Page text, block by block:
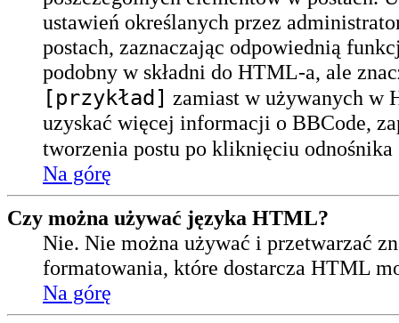
ustawień określanych przez
postach, zaznaczając odpowiednią
podobny w składni do HTML-a, ale
[przykład] zamiast w używanych w
uzyskać więcej informacji o BBCode,
tworzenia postu po kliknięciu odnośnika
Na górę
Czy można używać języka HTML?
Nie. Nie można używać i przetwarzać
formatowania, które dostarcza HTML
Na górę